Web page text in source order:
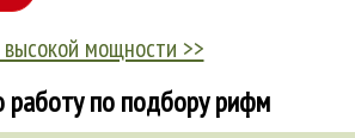
мощности >>
работу по подбору рифм